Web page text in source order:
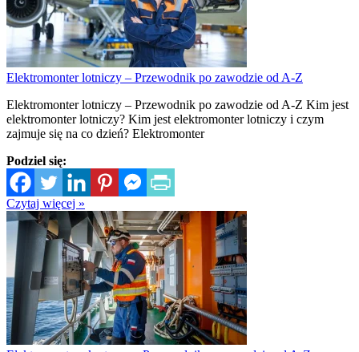
Elektromonter lotniczy – Przewodnik po zawodzie od A-Z
Elektromonter lotniczy – Przewodnik po zawodzie od A-Z Kim jest
elektromonter lotniczy? Kim jest elektromonter lotniczy i czym
zajmuje się na co dzień? Elektromonter
Podziel się:
Czytaj więcej »